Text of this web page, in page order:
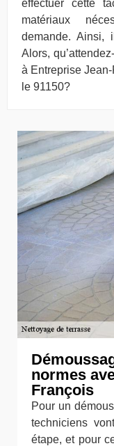
effectuer cette
matériaux
demande. Ainsi,
Alors,
à Entreprise
le 91150?
normes
François
Pour un
techniciens
étape, et pour